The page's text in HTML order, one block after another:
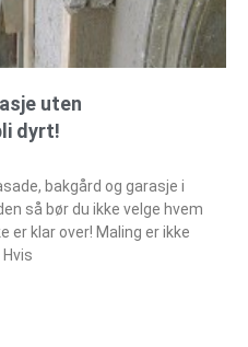
uten
dyrt!
bakgård og garasje i
så bør du ikke velge hvem
er klar over! Maling er ikke